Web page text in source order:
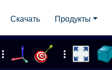
Скачать Продукты